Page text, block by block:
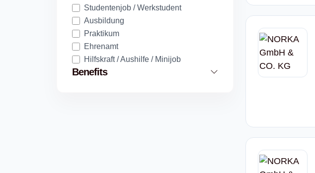
Studentenjob / Werkstudent
Ausbildung
Praktikum
Ehrenamt
Hilfskraft / Aushilfe / Minijob
Benefits